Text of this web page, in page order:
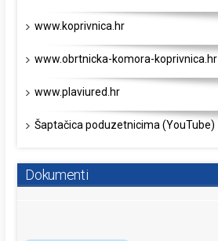
www.koprivnica.hr
www.obrtnicka-komora-koprivnica.hr
www.plaviured.hr
Šaptačica poduzetnicima (YouTube)
Dokumenti